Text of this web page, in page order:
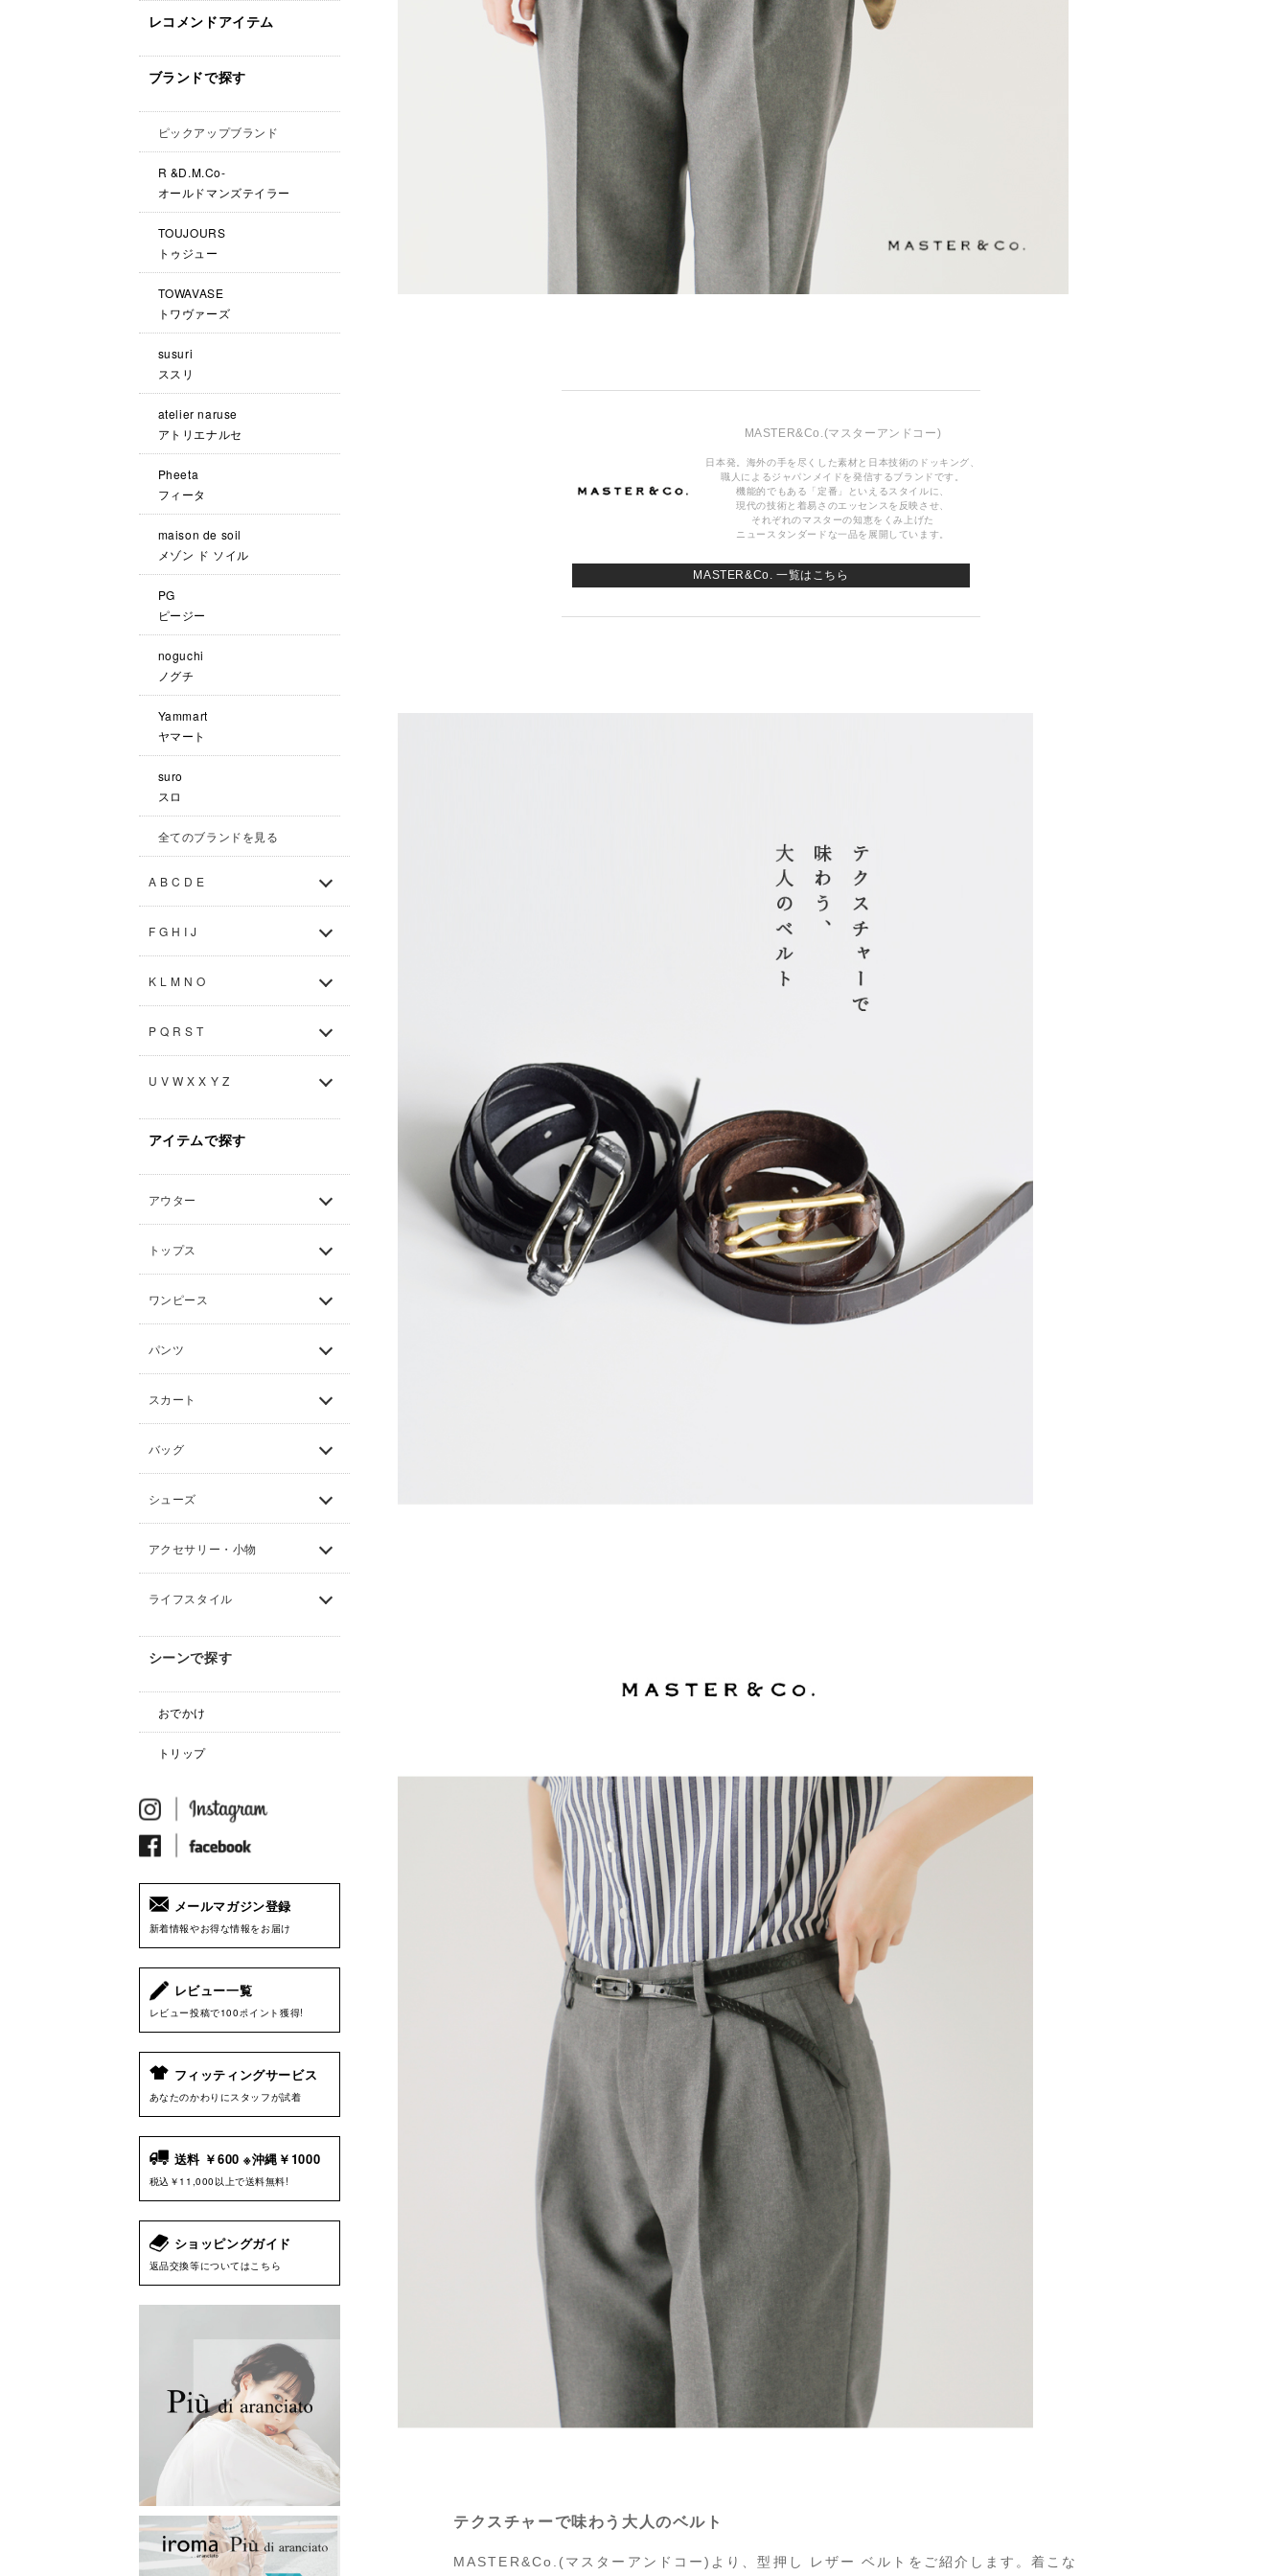
レコメンドアイテム
ブランドで探す
ピックアップブランド
R &D.M.Co-
オールドマンズテイラー
TOUJOURS
トゥジュー
TOWAVASE
トワヴァーズ
susuri
ススリ
atelier naruse
アトリエナルセ
Pheeta
フィータ
maison de soil
メゾン ド ソイル
PG
ピージー
noguchi
ノグチ
Yammart
ヤマート
suro
スロ
全てのブランドを見る
A B C D E
F G H I J
K L M N O
P Q R S T
U V W X X Y Z
アイテムで探す
アウター
トップス
ワンピース
パンツ
スカート
バッグ
シューズ
アクセサリー・小物
ライフスタイル
シーンで探す
おでかけ
トリップ
メールマガジン登録
新着情報やお得な情報をお届け
レビュー一覧
レビュー投稿で100ポイント獲得!
フィッティングサービス
あなたのかわりにスタッフが試着
送料 ￥600 ※沖縄￥1000
税込￥11,000以上で送料無料!
ショッピングガイド
返品交換等についてはこちら
MASTER&Co.(マスターアンドコー)
日本発。海外の手を尽くした素材と日本技術のドッキング、
職人によるジャパンメイドを発信するブランドです。
機能的でもある「定番」といえるスタイルに、
現代の技術と着易さのエッセンスを反映させ、
それぞれのマスターの知恵をくみ上げた
ニュースタンダードな一品を展開しています。
MASTER&Co. 一覧はこちら
テクスチャーで味わう大人のベルト
MASTER&Co.(マスターアンドコー)より、型押し レザー ベルトをご紹介します。着こな